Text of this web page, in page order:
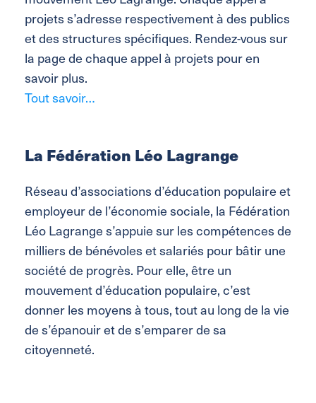
projets s’adresse respectivement à des publics
et des structures spécifiques. Rendez-vous sur
la page de chaque appel à projets pour en
savoir plus.
Tout savoir…
La Fédération Léo Lagrange
Réseau d’associations d’éducation populaire et
employeur de l’économie sociale, la Fédération
Léo Lagrange s’appuie sur les compétences de
milliers de bénévoles et salariés pour bâtir une
société de progrès. Pour elle, être un
mouvement d’éducation populaire, c’est
donner les moyens à tous, tout au long de la vie
de s’épanouir et de s’emparer de sa
citoyenneté.